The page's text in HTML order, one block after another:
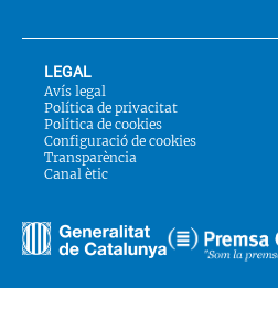
LEGAL
Avís legal
Política de privacitat
Política de cookies
Configuració de cookies
Transparència
Canal ètic